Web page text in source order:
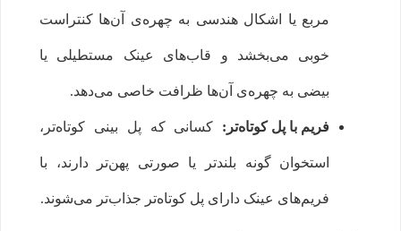
مربع یا اشکال هندسی به چهره‌ی آن‌ها کنتراست
خوبی می‌بخشد و قاب‌های عینک مستطیلی یا
بیضی به چهره‌ی آن‌ها ظرافت خاصی می‌دهد.
فریم با پل کوتاه‌تر: کسانی که پل‌ بینی‌ کوتاه‌تر،
استخوان گونه بلندتر یا صورتی پهن‌تر دارند، با
فریم‌های عینک دارای پل کوتاه‌تر جذاب‌تر می‌شوند.